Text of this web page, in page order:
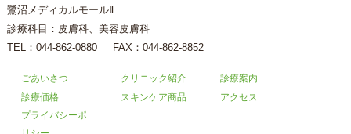
鷺沼メディカルモールⅡ
診療科目：皮膚科、美容皮膚科
TEL： 044-862-0880 FAX：044-862-8852
ごあいさつ クリニック紹介
診療案内
診療価格
スキンケア商品
アクセス
プライバシーポ